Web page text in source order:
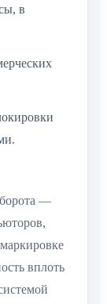
в
—
вплоть